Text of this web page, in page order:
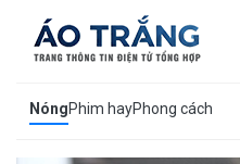
NóngPhim hayPhong cách